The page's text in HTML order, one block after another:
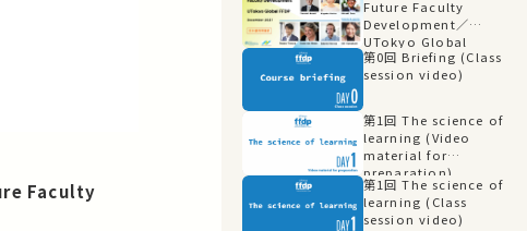
Faculty
Future Faculty
Development／
UTokyo Global
FFDP（日本語同時通訳）
第0回 Briefing (Class
session video)
第1回 The science of
learning (Video
material for
preparation)
第1回 The science of
learning (Class
session video)